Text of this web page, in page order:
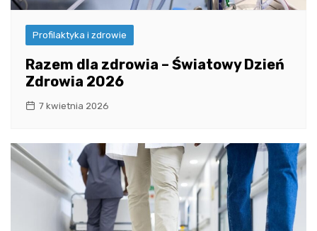
Profilaktyka i zdrowie
Razem dla zdrowia – Światowy Dzień
Zdrowia 2026
7 kwietnia 2026